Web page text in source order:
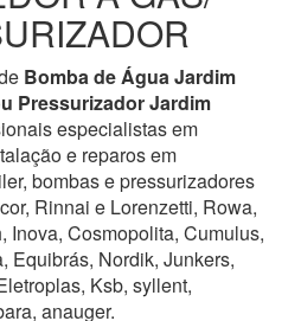
Bomba de ÁguaJardim
PressurizadorJardim
especialistas em
e reparos em
bombas e pressurizadores
Rinnai e Lorenzetti, Rowa,
Inova, Cosmopolita, Cumulus,
Equibrás, Nordik, Junkers,
Ksb, syllent,
anauger.